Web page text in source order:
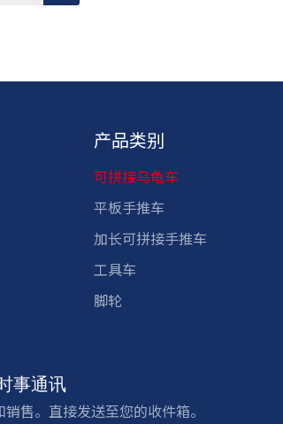
产品类别
可拼接乌龟车
平板手推车
加长可拼接手推车
工具车
脚轮
事通讯
售。直接发送至您的收件箱。